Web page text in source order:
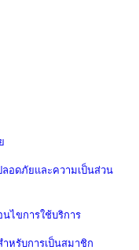
อดภัยและความเป็นส่วน
นไขการใช้บริการ
หรับการเป็นสมาชิก